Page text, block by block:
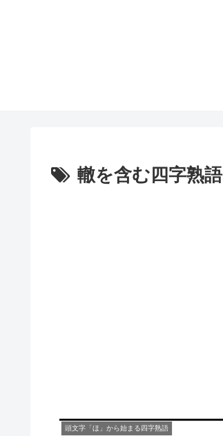
轍を含む四字熟語
頭文字「ほ」から始まる四字熟語